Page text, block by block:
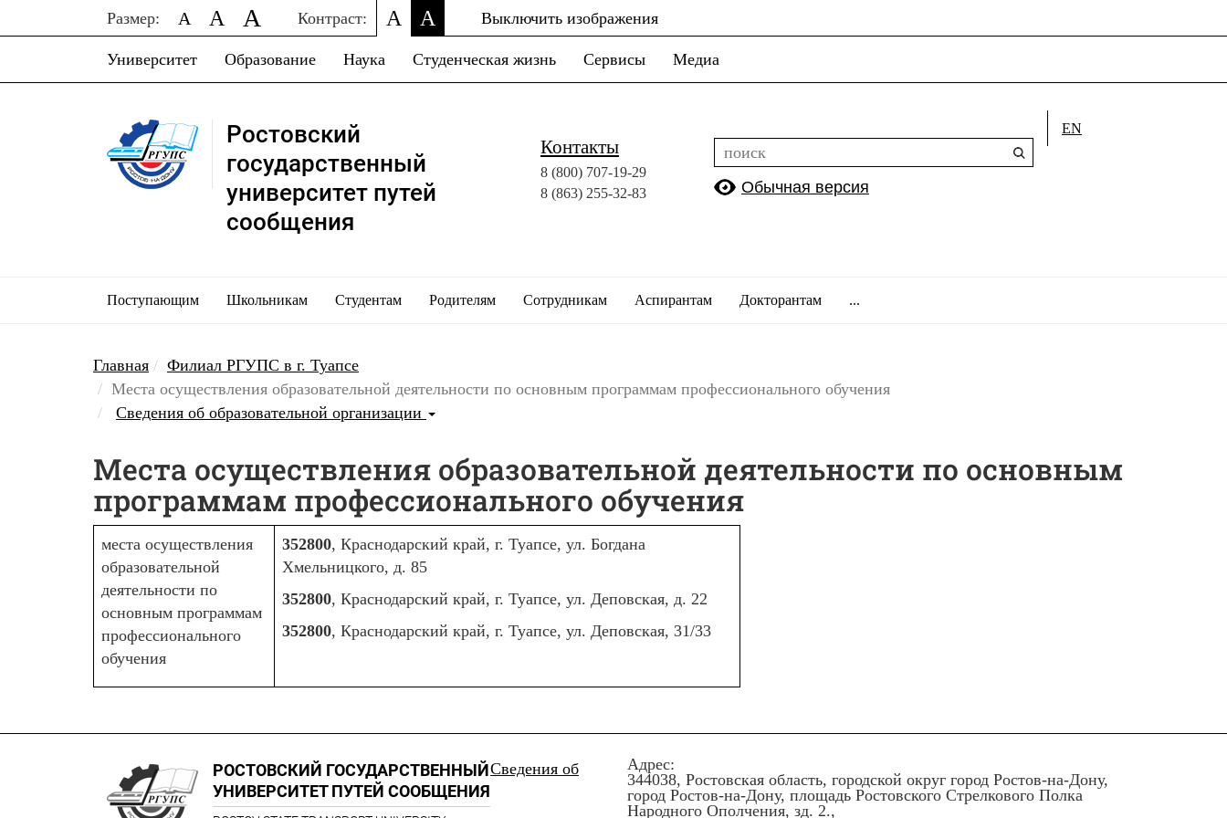
Размер: A A A Контраст: A A Выключить изображения
Университет Образование Наука Студенческая жизнь Сервисы Медиа
EN
Ростовский
государственный
университет путей
сообщения
Контакты
8 (800) 707-19-29
8 (863) 255-32-83 Обычная версия
Поступающим Школьникам Студентам Родителям Сотрудникам Аспирантам Докторантам ...
Главная
Филиал РГУПС в г. Туапсе
Места осуществления образовательной деятельности по основным программам профессионального обучения
Сведения об образовательной организации
Места осуществления образовательной деятельности по основным
программам профессионального обучения
места осуществления
образовательной
деятельности по
основным программам
профессионального
обучения
352800, Краснодарский край, г. Туапсе, ул. Богдана
Хмельницкого, д. 85
352800, Краснодарский край, г. Туапсе, ул. Деповская, д. 22
352800, Краснодарский край, г. Туапсе, ул. Деповская, 31/33
РОСТОВСКИЙ ГОСУДАРСТВЕННЫЙ
УНИВЕРСИТЕТ ПУТЕЙ СООБЩЕНИЯ
Сведения об
Адрес:
344038, Ростовская область, городской округ город Ростов-на-Дону,
город Ростов-на-Дону, площадь Ростовского Стрелкового Полка
Народного Ополчения, зд. 2.,